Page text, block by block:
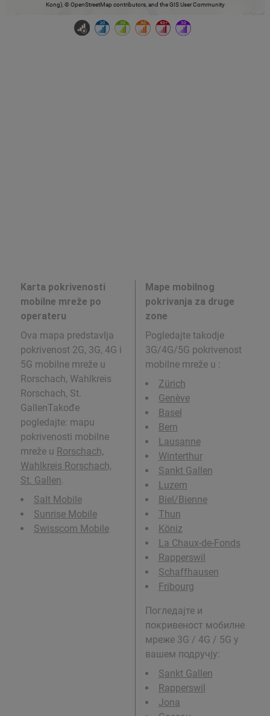
Kong), © OpenStreetMap contributors, and the GIS User Community
Karta pokrivenosti
mobilne mreže po
operateru
Ova mapa predstavlja
pokrivenost 2G, 3G, 4G i
5G mobilne mreže u
Rorschach, Wahlkreis
Rorschach, St.
GallenTakođe
pogledajte: mapu
pokrivenosti mobilne
mreže u Rorschach,
Wahlkreis Rorschach,
St. Gallen.
Salt Mobile
Sunrise Mobile
Swisscom Mobile
Mape mobilnog
pokrivanja za druge
zone
Pogledajte takodje
3G/4G/5G pokrivenost
mobilne mreže u :
Zürich
Genève
Basel
Bern
Lausanne
Winterthur
Sankt Gallen
Luzern
Biel/Bienne
Thun
Köniz
La Chaux-de-Fonds
Rapperswil
Schaffhausen
Fribourg
Погледајте и
покривеност мобилне
мреже 3G / 4G / 5G у
вашем подручју:
Sankt Gallen
Rapperswil
Jona